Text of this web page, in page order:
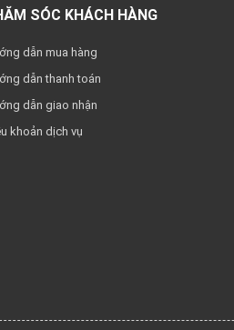
SÓC KHÁCH HÀNG
dẫn mua hàng
dẫn thanh toán
dẫn giao nhận
khoản dịch vụ